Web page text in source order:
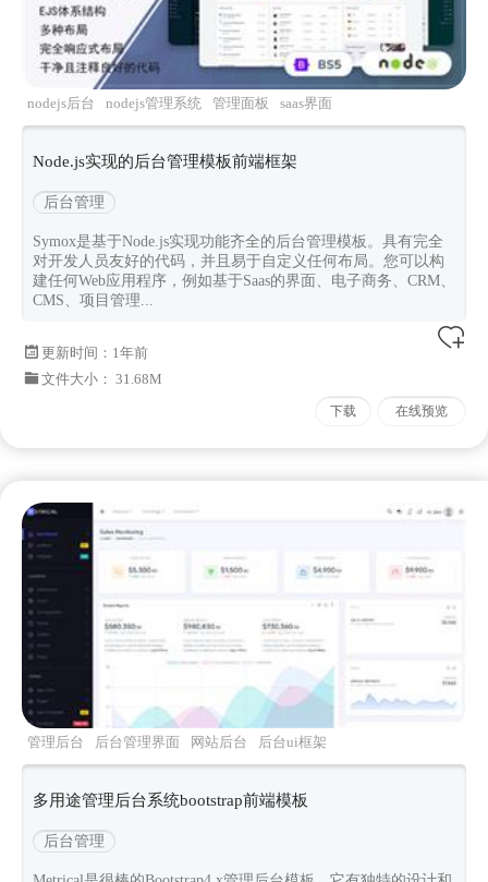
nodejs后台 nodejs管理系统 管理面板
saas界面
前端框架
Node.js实现的后台管理模板前端框架
后台管理
Symox是基于Node.js实现功能齐全的后台管理模板。具有完全
对开发人员友好的代码，并且易于自定义任何布局。您可以构
建任何Web应用程序，例如基于Saas的界面、电子商务、CRM、
CMS、项目管理...
更新时间： 1年前
文件大小： 31.68M
下载 在线预览
管理后台 后台管理界面 网站后台
后台ui框架
前端框架
多用途管理后台系统bootstrap前端模板
后台管理